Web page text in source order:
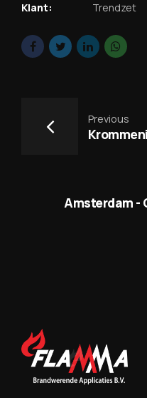
Klant:
Trendzet
Previous
Amsterdam -